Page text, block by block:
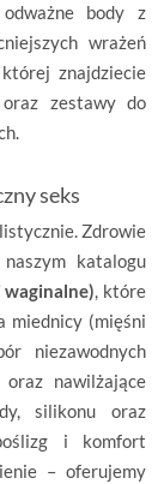
body z
wrażeń
znajdziecie
zestawy do
seks
Zdrowie
katalogu
, które
miednicy (mięśni
niezawodnych
nawilżające
silikonu oraz
i komfort
– oferujemy